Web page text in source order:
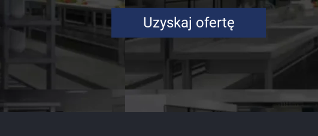
Uzyskaj ofertę